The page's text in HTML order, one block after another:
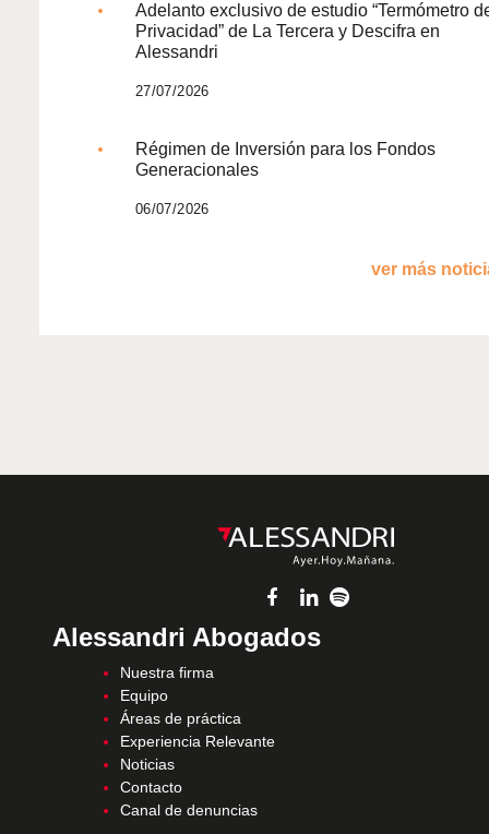
Adelanto exclusivo de estudio “Termómetro
Privacidad” de La Tercera y Descifra en
Alessandri
27/07/2026
Régimen de Inversión para los Fondos
Generacionales
06/07/2026
ver más
Alessandri Abogados
Nuestra firma
Equipo
Áreas de práctica
Experiencia Relevante
Noticias
Contacto
Canal de denuncias